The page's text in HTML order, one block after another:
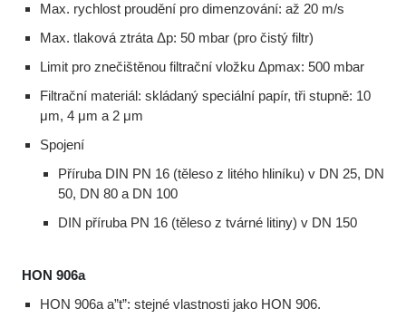
Max. rychlost proudění pro dimenzování: až 20 m/s
Max. tlaková ztráta Δp: 50 mbar (pro čistý filtr)
Limit pro znečištěnou filtrační vložku Δpmax: 500 mbar
Filtrační materiál: skládaný speciální papír, tři stupně: 10
μm, 4 μm a 2 μm
Spojení
Příruba DIN PN 16 (těleso z litého hliníku) v DN 25, DN
50, DN 80 a DN 100
DIN příruba PN 16 (těleso z tvárné litiny) v DN 150
HON 906a
HON 906a a”t”: stejné vlastnosti jako HON 906.